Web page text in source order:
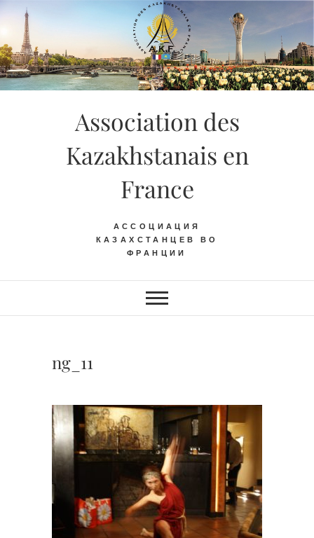
Skip
content
Association des
Kazakhstanais en
France
АССОЦИАЦИЯ
КАЗАХСТАНЦЕВ ВО
ФРАНЦИИ
ng_11